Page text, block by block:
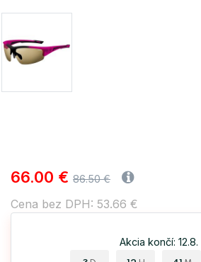
66.00 € 86.50 €
Cena bez DPH: 53.66 €
Akcia končí: 12.8.